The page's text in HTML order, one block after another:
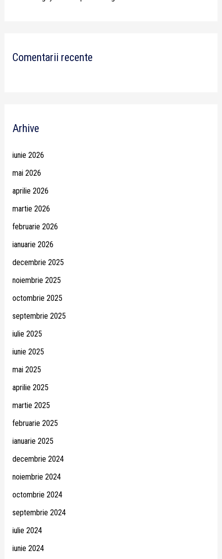
Comentarii recente
Arhive
iunie 2026
mai 2026
aprilie 2026
martie 2026
februarie 2026
ianuarie 2026
decembrie 2025
noiembrie 2025
octombrie 2025
septembrie 2025
iulie 2025
iunie 2025
mai 2025
aprilie 2025
martie 2025
februarie 2025
ianuarie 2025
decembrie 2024
noiembrie 2024
octombrie 2024
septembrie 2024
iulie 2024
iunie 2024